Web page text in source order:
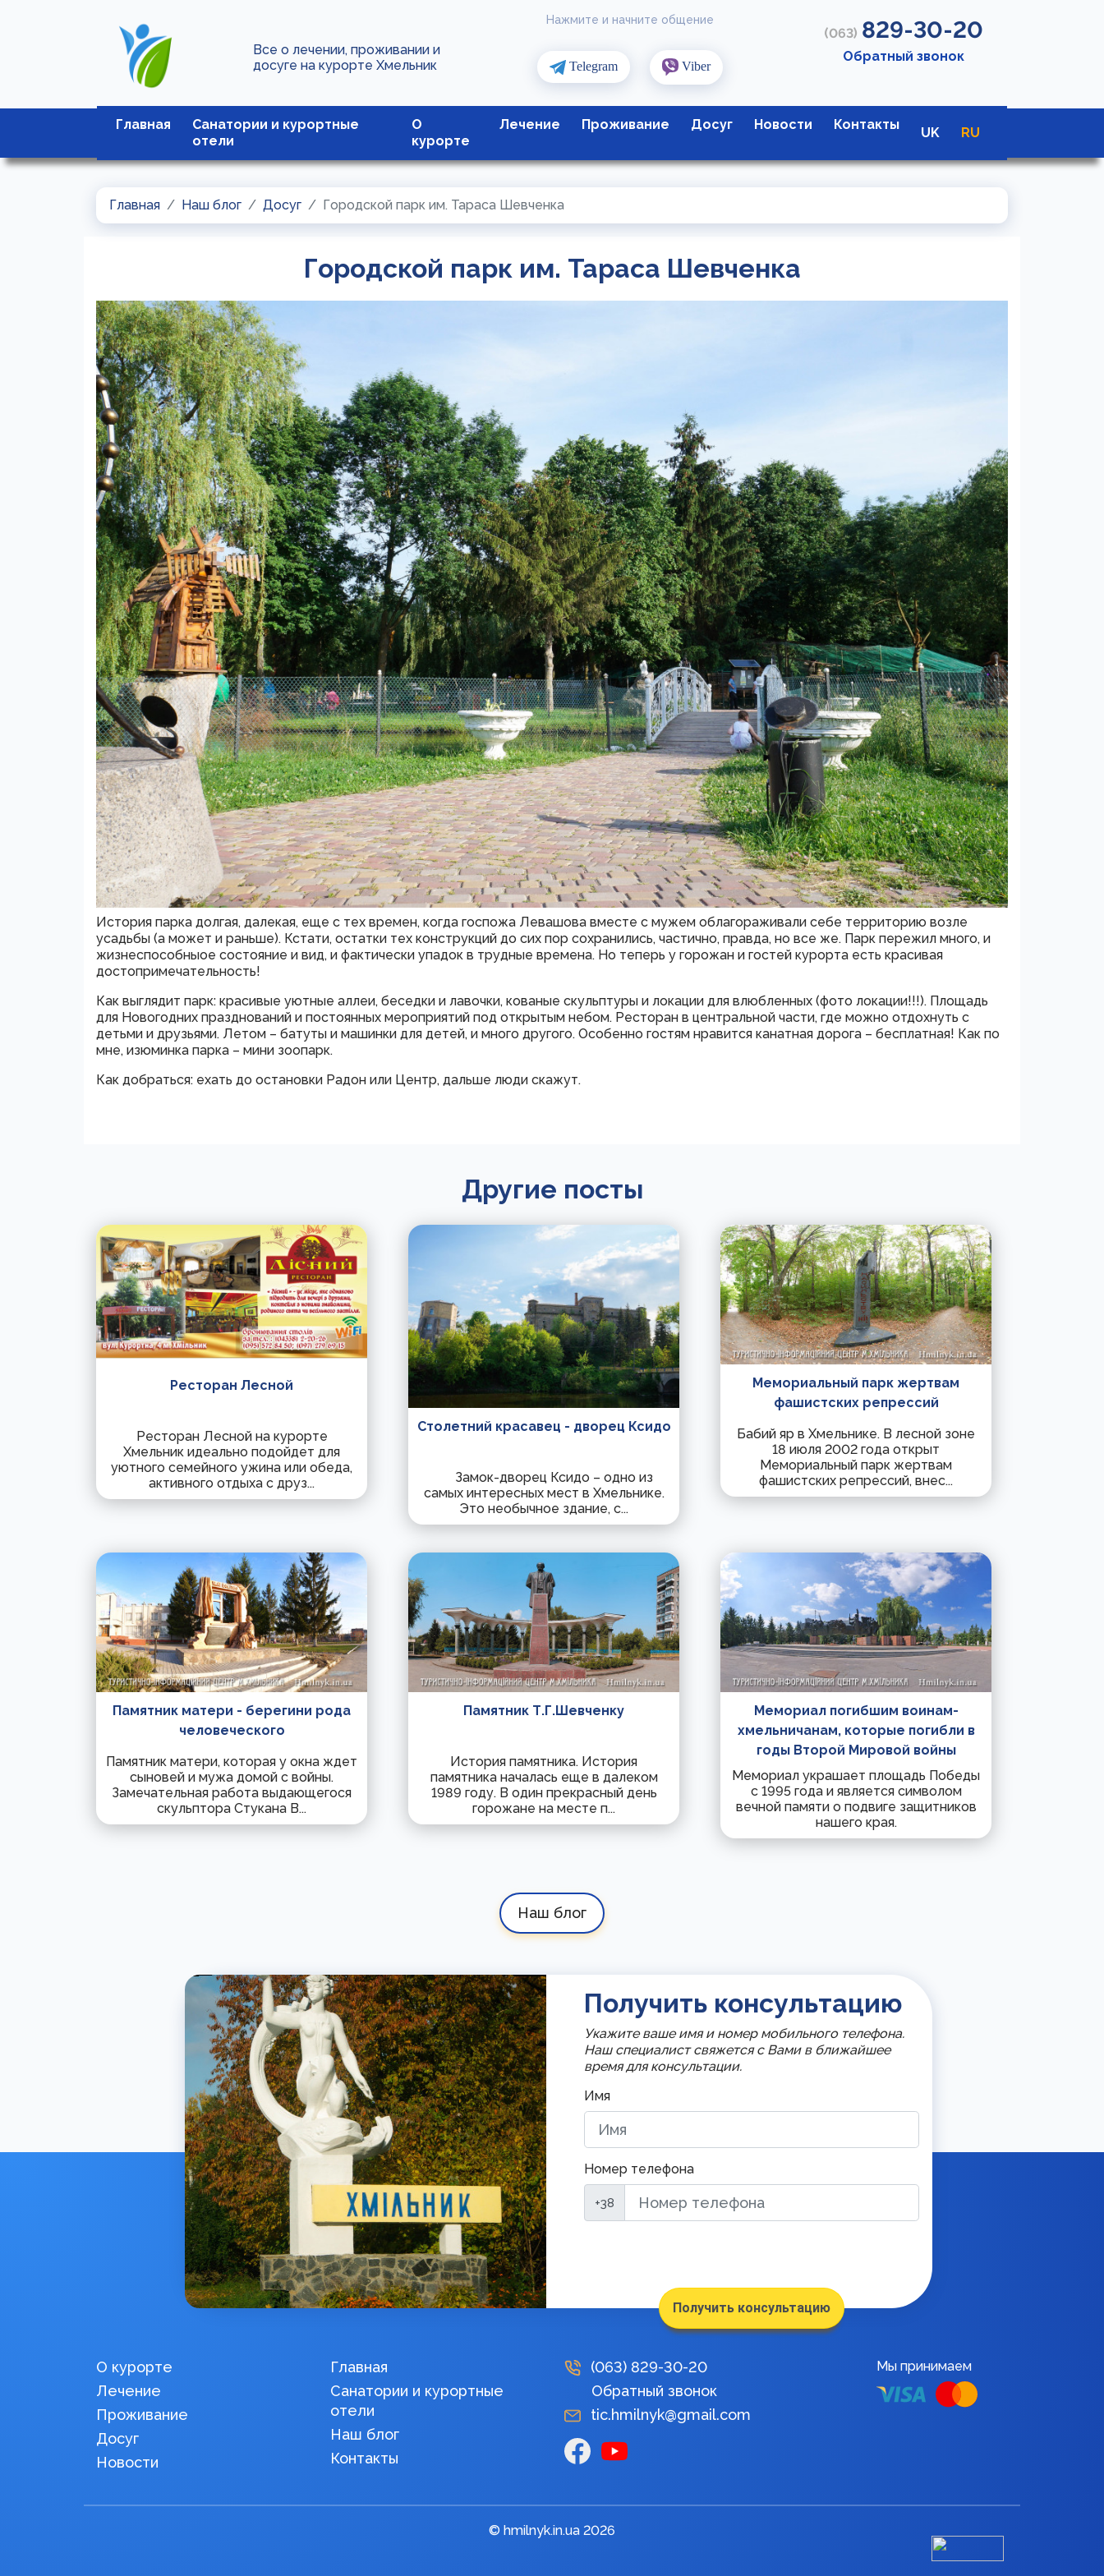
Все о лечении, проживании и
досуге на курорте Хмельник
Нажмите и начните общение
Telegram Viber
(063) 829-30-20
Обратный звонок
Главная
Санатории и курортные
отели
О
курорте
Лечение Проживание Досуг Новости Контакты
UK RU
Главная Наш блог Досуг Городской парк им. Тараса Шевченка
Городской парк им. Тараса Шевченка
История парка долгая, далекая, еще с тех времен, когда госпожа Левашова вместе с мужем облагораживали себе территорию возле
усадьбы (а может и раньше). Кстати, остатки тех конструкций до сих пор сохранились, частично, правда, но все же. Парк пережил много, и
жизнеспособныое состояние и вид, и фактически упадок в трудные времена. Но теперь у горожан и гостей курорта есть красивая
достопримечательность!
Как выглядит парк: красивые уютные аллеи, беседки и лавочки, кованые скульптуры и локации для влюбленных (фото локации!!!). Площадь
для Новогодних празднований и постоянных мероприятий под открытым небом. Ресторан в центральной части, где можно отдохнуть с
детьми и друзьями. Летом – батуты и машинки для детей, и много другого. Особенно гостям нравится канатная дорога – бесплатная! Как по
мне, изюминка парка – мини зоопарк.
Как добраться: ехать до остановки Радон или Центр, дальше люди скажут.
Другие посты
Ресторан Лесной
Ресторан Лесной на курорте
Хмельник идеально подойдет для
уютного семейного ужина или обеда,
активного отдыха с друз...
Столетний красавец - дворец Ксидо
Замок-дворец Ксидо – одно из
самых интересных мест в Хмельнике.
Это необычное здание, с...
Мемориальный парк жертвам
фашистских репрессий
Бабий яр в Хмельнике. В лесной зоне
18 июля 2002 года открыт
Мемориальный парк жертвам
фашистских репрессий, внес...
Памятник матери - берегини рода
человеческого
Памятник матери, которая у окна ждет
сыновей и мужа домой с войны.
Замечательная работа выдающегося
скульптора Стукана В...
Памятник Т.Г.Шевченку
История памятника. История
памятника началась еще в далеком
1989 году. В один прекрасный день
горожане на месте п...
Мемориал погибшим воинам-
хмельничанам, которые погибли в
годы Второй Мировой войны
Мемориал украшает площадь Победы
с 1995 года и является символом
вечной памяти о подвиге защитников
нашего края.
Наш блог
Получить консультацию
Укажите ваше имя и номер мобильного телефона.
Наш специалист свяжется с Вами в ближайшее
время для консультации.
Имя
Номер телефона
+38
Получить консультацию
О курорте
Лечение
Проживание
Досуг
Новости
Главная
Санатории и курортные
отели
Наш блог
Контакты
(063) 829-30-20
Обратный звонок
tic.hmilnyk@gmail.com
Мы принимаем
© hmilnyk.in.ua 2026